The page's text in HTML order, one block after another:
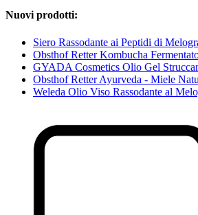
Nuovi prodotti:
Siero Rassodante ai Peptidi di
Obsthof Retter Kombucha
GYADA Cosmetics Olio Gel
Obsthof Retter Ayurveda - Miele
Weleda Olio Viso Rassodante al